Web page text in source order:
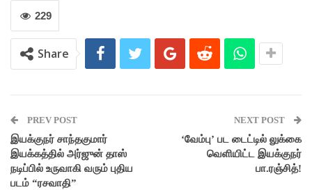
229
Share
PREV POST
இயக்குநர் சாந்தகுமார்
இயக்கத்தில் அர்ஜுன் தாஸ்
நடிப்பில் உருவாகி வரும் புதிய
படம் “ரசவாதி”
NEXT POST
‘வேம்பு’ பட டைட்டில் லுக்கை
வெளியிட்ட இயக்குநர்
பா.ரஞ்சித்!